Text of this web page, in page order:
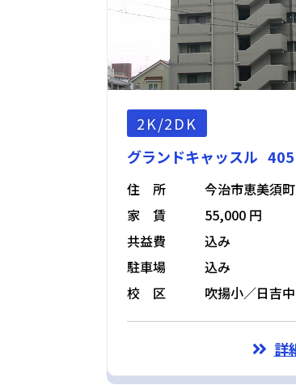
2K/2DK
グランドキャッスル 405
住 所
今治市恵美須町
家 賃
55,000 円
共益費
込み
駐車場
込み
校 区
吹揚小／日吉中
詳